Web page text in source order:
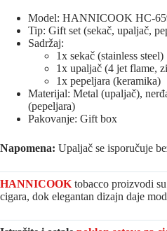
Model: HANNICOOK HC-
Tip: Gift set (sekač, upaljač,
Sadržaj:
1x sekač (stainless steel)
1x upaljač (4 jet flame,
1x pepeljara (keramika)
Materijal: Metal (upaljač),
(pepeljara)
Pakovanje: Gift box
Napomena: Upaljač se isporučuje
HANNICOOK tobacco proizvodi
cigara, dok elegantan dizajn daje